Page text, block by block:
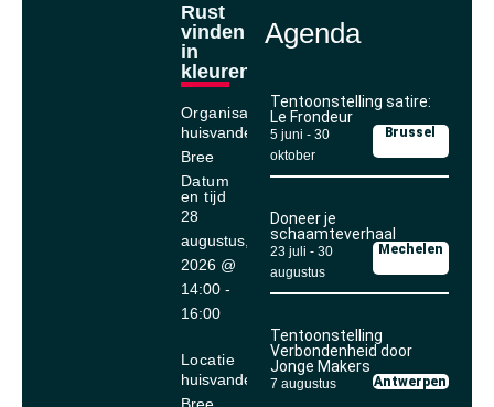
Rust
vinden
in
kleuren
Organisator
huisvandeMens
Bree
Datum
en tijd
28
augustus,
2026 @
14:00 -
16:00
Locatie
huisvandeMens
Agenda
Tentoonstelling satire:
Le Frondeur
5 juni - 30
oktober
Brussel
Doneer je
schaamteverhaal
23 juli - 30
augustus
Mechelen
Tentoonstelling
Verbondenheid door
Jonge Makers
7 augustus Antwerpen